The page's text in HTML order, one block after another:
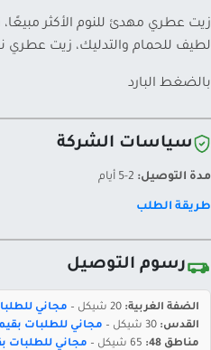
زيت عطري مهدئ للنوم الأكثر مبيعًا،
لطيف للحمام والتدليك، زيت عطري نقي 100%
بالضغط البارد
سياسات الشركة
مدة التوصيل:
طريقة الطلب
رسوم التوصيل
الضفة الغربية:
مجاني للطلبات بقيمة
القدس:
مجاني للطلبات بقيمة 400 شيكل
مناطق 48:
مجاني للطلبات بقيمة 800